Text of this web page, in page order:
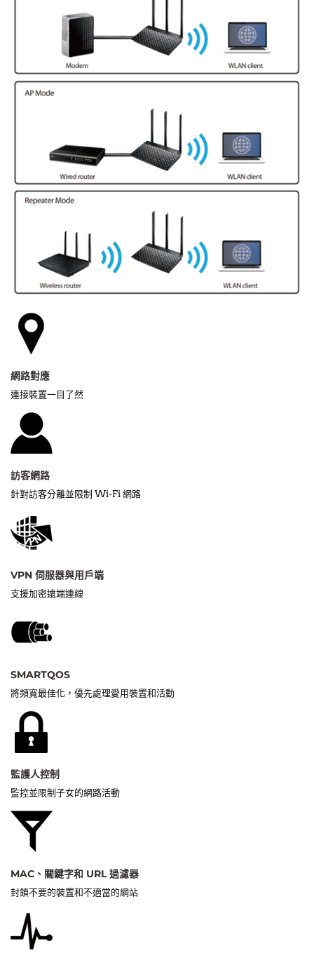
網路對應
連接裝置一目了然
訪客網路
針對訪客分離並限制 Wi-Fi 網路
VPN 伺服器與用戶端
支援加密遠端連線
SMARTQOS
將頻寬最佳化，優先處理愛用裝置和活動
監護人控制
監控並限制子女的網路活動
MAC、關鍵字和 URL 過濾器
封鎖不要的裝置和不適當的網站